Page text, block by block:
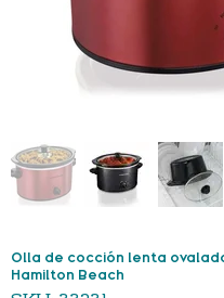
Olla de cocción lenta
Hamilton Beach